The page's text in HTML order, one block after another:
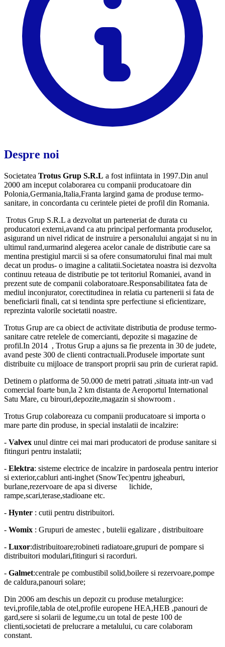
Despre noi
Societatea Trotus Grup S.R.L a fost infiintata in 1997.Din anul
2000 am inceput colaborarea cu companii producatoare din
Polonia,Germania,Italia,Franta largind gama de produse termo-
sanitare, in concordanta cu cerintele pietei de profil din Romania.
Trotus Grup S.R.L a dezvoltat un parteneriat de durata cu
producatori externi,avand ca atu principal performanta produselor,
asigurand un nivel ridicat de instruire a personalului angajat si nu in
ultimul rand,urmarind alegerea acelor canale de distributie care sa
mentina prestigiul marcii si sa ofere consumatorului final mai mult
decat un produs- o imagine a calitatii.Societatea noastra isi dezvolta
continuu reteaua de distributie pe tot teritoriul Romaniei, avand in
prezent sute de companii colaboratoare.Responsabilitatea fata de
mediul inconjurator, corectitudinea in relatia cu partenerii si fata de
beneficiarii finali, cat si tendinta spre perfectiune si eficientizare,
reprezinta valorile societatii noastre.
Trotus Grup are ca obiect de activitate distributia de produse termo-
sanitare catre retelele de comercianti, depozite si magazine de
profil.In 2014 , Trotus Grup a ajuns sa fie prezenta in 30 de judete,
avand peste 300 de clienti contractuali.Produsele importate sunt
distribuite cu mijloace de transport proprii sau prin de curierat rapid.
Detinem o platforma de 50.000 de metri patrati ,situata intr-un vad
comercial foarte bun,la 2 km distanta de Aeroportul International
Satu Mare, cu birouri,depozite,magazin si showroom .
Trotus Grup colaboreaza cu companii producatoare si importa o
mare parte din produse, in special instalatii de incalzire:
- Valvex unul dintre cei mai mari producatori de produse sanitare si
fitinguri pentru instalatii;
- Elektra: sisteme electrice de incalzire in pardoseala pentru interior
si exterior,cabluri anti-inghet (SnowTec)pentru jgheaburi,
burlane,rezervoare de apa si diverse lichide,
rampe,scari,terase,stadioane etc.
- Hynter : cutii pentru distribuitori.
- Womix : Grupuri de amestec , butelii egalizare , distribuitoare
- Luxor:distribuitoare;robineti radiatoare,grupuri de pompare si
distribuitori modulari,fitinguri si racorduri.
- Galmet:centrale pe combustibil solid,boilere si rezervoare,pompe
de caldura,panouri solare;
Din 2006 am deschis un depozit cu produse metalurgice:
tevi,profile,tabla de otel,profile europene HEA,HEB ,panouri de
gard,sere si solarii de legume,cu un total de peste 100 de
clienti,societati de prelucrare a metalului, cu care colaboram
constant.